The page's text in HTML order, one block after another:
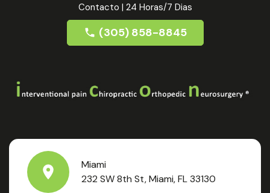
Contacto | 24 Horas/7 Dias
(305) 858-8845
Miami
232 SW 8th St, Miami, FL 33130